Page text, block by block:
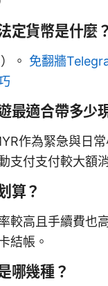
定貨幣是什麼？
。 免翻牆
最適合帶多少
作為緊急與日
支付支付較大額
算？
較高且手續費也
結帳。
哪幾種？